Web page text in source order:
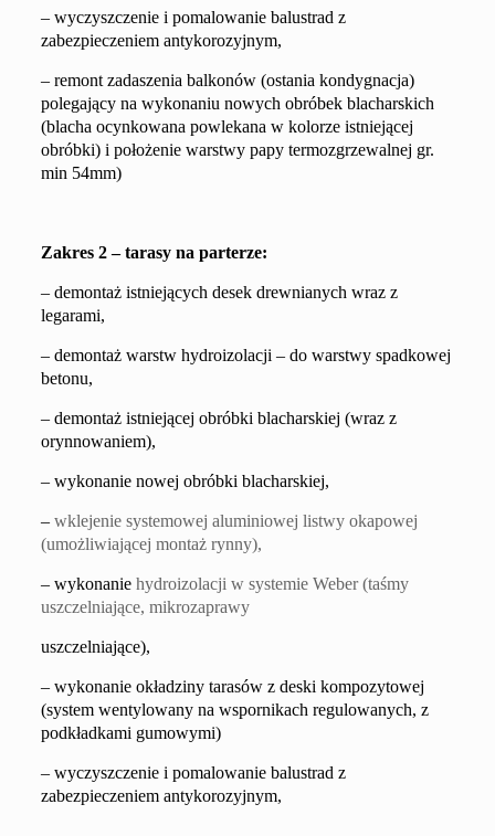
–wyczyszczenie i pomalowanie balustradz
zabezpieczeniem antykorozyjnym,
– remont zadaszenia balkonów (ostania kondygnacja)
polegający na wykonaniu nowych obróbek blacharskich
(blacha ocynkowana powlekana w kolorze istniejącej
obróbki) i położenie warstwy papy termozgrzewalnej gr.
min 54mm)
Zakres 2 – tarasy na parterze:
–demontaż istniejących desek drewnianych wraz z
legarami,
– demontaż warstwhydroizolacji – dowarstwy spadkowej
betonu,
– demontaż istniejącej obróbki blacharskiej (wraz z
orynnowaniem),
–wykonanie nowej obróbki blacharskiej,
–wklejenie systemowej aluminiowej listwy okapowej
(umożliwiającej montaż rynny),
– wykonaniehydroizolacjiw systemie Weber(taśmy
uszczelniające, mikrozaprawy
uszczelniające),
–wykonanie okładziny tarasów z deski kompozytowej
(systemwentylowany na wspornikach regulowanych, z
podkładkami gumowymi)
–wyczyszczenie i pomalowanie balustradz
zabezpieczeniem antykorozyjnym,